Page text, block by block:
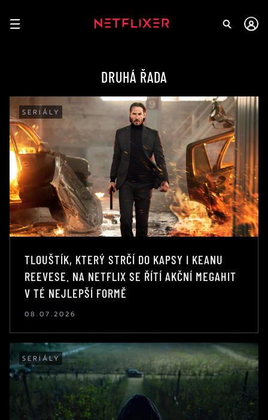
DRUHÁ ŘADA
SERIÁLY
TLOUŠTÍK, KTERÝ STRČÍ DO KAPSY I KEANU
REEVESE. NA NETFLIX SE ŘÍTÍ AKČNÍ MEGAHIT
V TÉ NEJLEPŠÍ FORMĚ
08.07.2026
SERIÁLY